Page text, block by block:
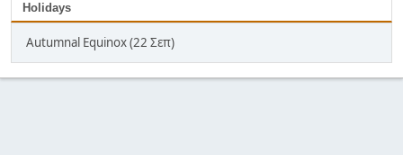
Holidays
Autumnal Equinox (22 Σεπ)